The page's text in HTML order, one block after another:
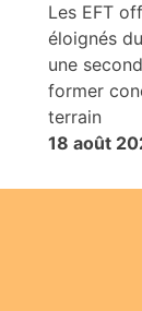
Les EFT
éloignés
une
former
terrain
18 août